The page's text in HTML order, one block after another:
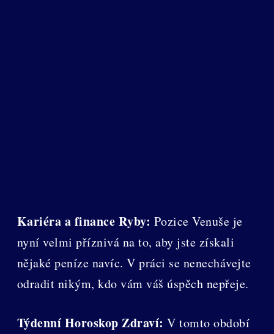
Kariéra a finance Ryby: Pozice Venuše je
nyní velmi příznivá na to, aby jste získali
nějaké peníze navíc. V práci se nenechávejte
odradit nikým, kdo vám váš úspěch nepřeje.
Týdenní Horoskop Zdraví:V tomto období